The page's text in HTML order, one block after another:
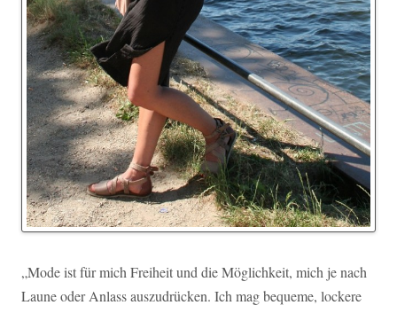
„Mode ist für mich Freiheit und die Möglichkeit, mich je nach
Laune oder Anlass auszudrücken. Ich mag bequeme, lockere